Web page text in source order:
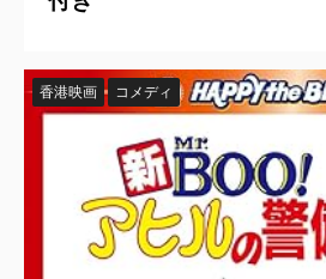
香港映画 コメディ